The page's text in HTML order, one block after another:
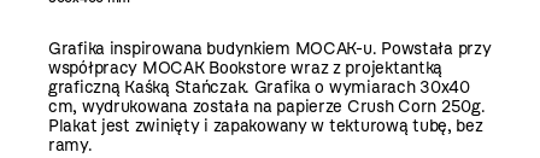
Grafika inspirowana budynkiem MOCAK-u. Powstała przy
współpracy MOCAK Bookstore wraz z projektantką
graficzną Kaśką Stańczak. Grafika o wymiarach 30x40
cm, wydrukowana została na papierze Crush Corn 250g.
Plakat jest zwinięty i zapakowany w tekturową tubę, bez
ramy.